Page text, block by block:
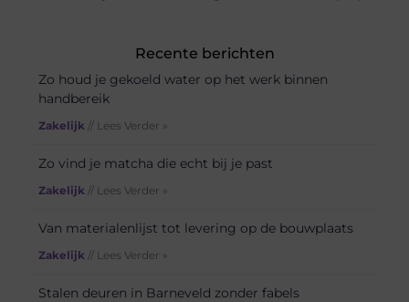
Recente berichten
Zo houd je gekoeld water op het werk binnen
handbereik
Zakelijk // Lees Verder »
Zo vind je matcha die echt bij je past
Zakelijk // Lees Verder »
Van materialenlijst tot levering op de bouwplaats
Zakelijk // Lees Verder »
Stalen deuren in Barneveld zonder fabels